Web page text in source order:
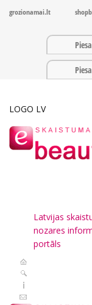
grozionamai.lt
LOGO LV
Latvijas
nozares
portāls